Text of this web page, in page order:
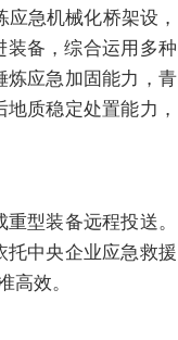
急机械化桥架设，
装备，综合运用多种
应急加固能力，青
质稳定处置能力，
型装备远程投送。
中央企业应急救援
效。